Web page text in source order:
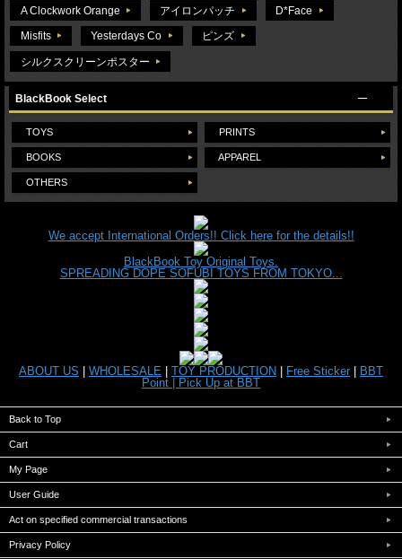
A Clockwork Orange アイロンパッチ D*Face
Misfits Yesterdays Co ピンズ
シルクスクリーンポスター
BlackBook Select
TOYS
BOOKS
OTHERS
PRINTS
APPAREL
We accept International Orders!! Click here for the details!!
BlackBook Toy Original Toys.
SPREADING DOPE SOFUBI TOYS FROM TOKYO...
ABOUT US | WHOLESALE | TOY PRODUCTION | Free Sticker | BBT
Point | Pick Up at BBT
Back to Top
Cart
My Page
User Guide
Act on specified commercial transactions
Privacy Policy